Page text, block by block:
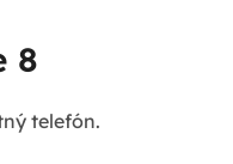
8
telefón.